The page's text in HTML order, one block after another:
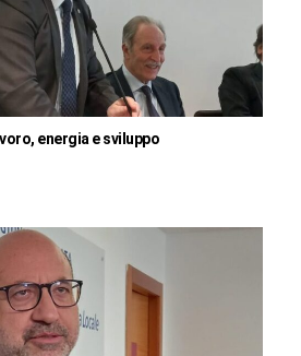
energia e sviluppo